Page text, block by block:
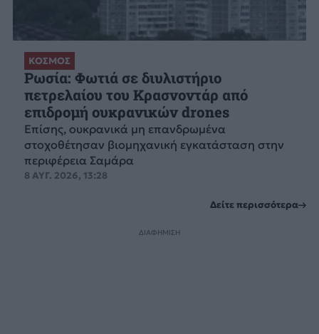
ΚΟΣΜΟΣ
Ρωσία: Φωτιά σε διυλιστήριο
πετρελαίου του Κρασνοντάρ από
επιδρομή ουκρανικών drones
Επίσης, ουκρανικά μη επανδρωμένα
στοχοθέτησαν βιομηχανική εγκατάσταση στην
περιφέρεια Σαμάρα
8 ΑΥΓ. 2026, 13:28
Δείτε περισσότερα
ΔΙΑΦΗΜΙΣΗ